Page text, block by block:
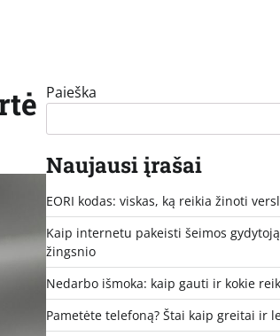
Paieška
Naujausi įrašai
EORI kodas: viskas, ką reikia žinoti
Kaip internetu pakeisti šeimos
žingsnio
Nedarbo išmoka: kaip gauti ir kokie
Pametėte telefoną? Štai kaip greitai ir